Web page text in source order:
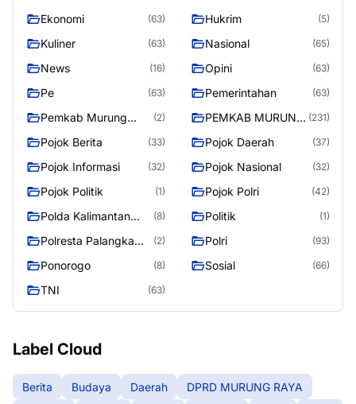
Ekonomi (63) Hukrim (5)
Kuliner (63) Nasional (65)
News (16) Opini (63)
Pe (63) Pemerintahan (63)
Pemkab Murung
(2)
PEMKAB MURUNG (231)
Pojok Berita (33) Pojok Daerah (37)
Pojok Informasi (32) Pojok Nasional (32)
Pojok Politik (1) Pojok Polri (42)
Polda Kalimantan
(8) Politik (1)
Polresta Palangka
(2) Polri (93)
Ponorogo (8) Sosial (66)
TNI (63)
Label Cloud
Berita Budaya Daerah
DPRD MURUNG RAYA